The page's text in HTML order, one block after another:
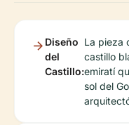
Diseño
del
Castillo:
La pieza
castillo
emiratí
sol del